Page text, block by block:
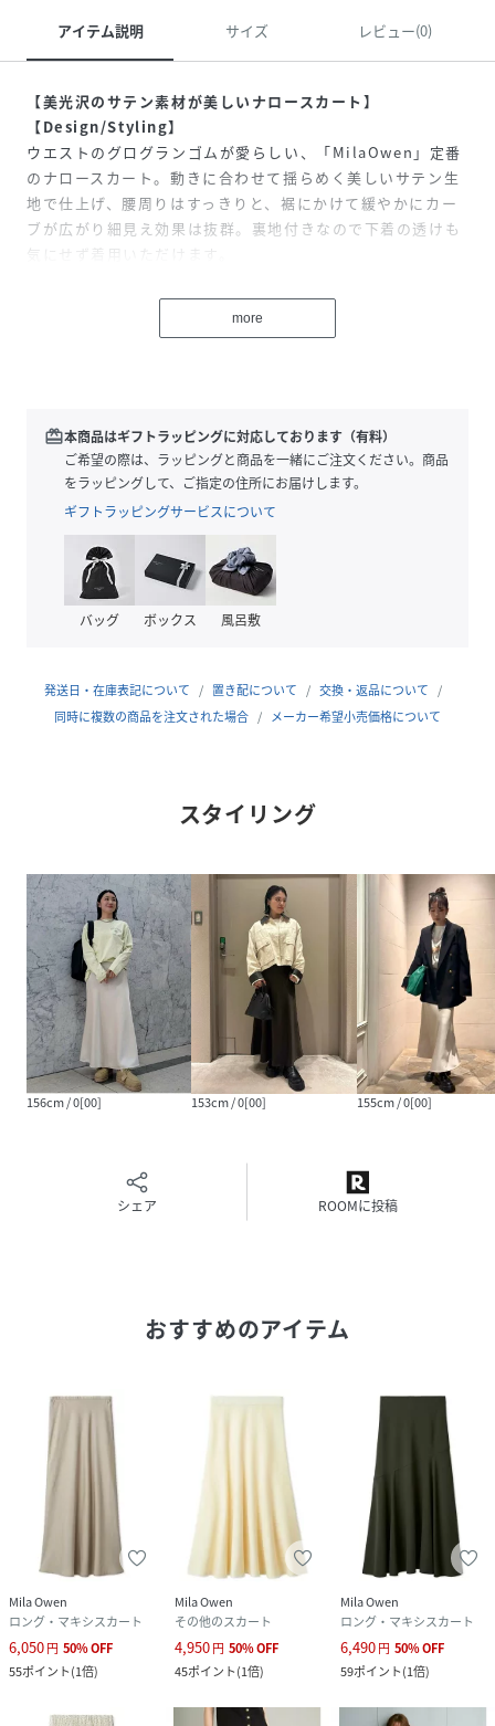
アイテム説明 サイズ レビュー(0)
【美光沢のサテン素材が美しいナロースカート】
【Design/Styling】
ウエストのグログランゴムが愛らしい、「MilaOwen」定番
のナロースカート。動きに合わせて揺らめく美しいサテン生
地で仕上げ、腰周りはすっきりと、裾にかけて緩やかにカー
ブが広がり細見え効果は抜群。裏地付きなので下着の透けも
気にせず着用いただけます。
上品な光沢が女性度を上げるマットサテンを使用しました。
※照明の関係により、実際よりも色味が違って見える場合が
あります。
またパソコン・スマートフォンなどの環境により、若干製品
と画像のカラーが異なる場合もございます。予めご了承くだ
商品の色味は、商品単品画像をご参照下さい。
※商品画像はサンプルのため、色味やサイズ等の仕様に変更
がある場合がございますので、予めご了承ください。
透け感：なし
裏地：あり
またパソコン・スマートフォンなどの環境により、若干製品
と画像のカラーが異なる場合もございます。予めご了承くだ
さい。
商品の色味は、商品単品画像をご参照下さい。
※商品画像はサンプルのため、色味やサイズ等の仕様に変更
がある場合がございますので、予めご了承ください。
性別タイプ レディース
表地:ポリエステル100%/裏地:ポリエステル
more
redeem本商品はギフトラッピングに対応しております（有料）
ご希望の際は、ラッピングと商品を一緒にご注文ください。商品
をラッピングして、ご指定の住所にお届けします。
ギフトラッピングサービスについて
バッグ ボックス 風呂敷
発送日・在庫表記について 置き配について
交換・返品について
同時に複数の商品を注文された場合
メーカー希望小売価格について
スタイリング
156cm / 0[00] 153cm / 0[00] 155cm / 0[00]
シェア ROOMに投稿
おすすめのアイテム
Mila Owen
ロング・マキシスカート
6,050円 50%OFF
55ポイント(1倍)
Mila Owen
その他のスカート
4,950円 50%OFF
45ポイント(1倍)
Mila Owen
ロング・マキシスカート
6,490円 50%OFF
59ポイント(1倍)